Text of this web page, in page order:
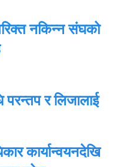
नकिन्न संघको
परन्तप र लिजालाई
कार्यान्वयनदेखि